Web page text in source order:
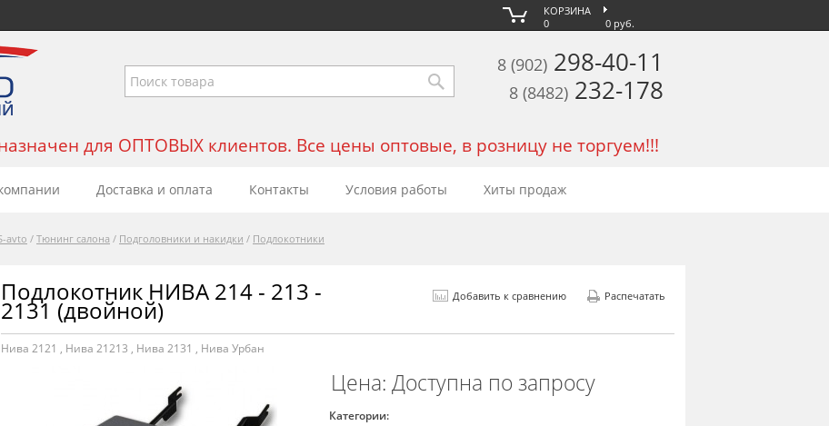
КОРЗИНА
0
0 руб.
8 (902) 298-40-11
8 (8482) 232-178
для ОПТОВЫХ клиентов. Все цены оптовые, в розницу не торгуем!!!
Доставка и оплата Контакты Условия работы Хиты продаж
avto / Тюнинг салона / Подголовники и накидки / Подлокотники
Подлокотник НИВА 214 - 213 -
2131 (двойной) Добавить к сравнению Распечатать
Нива 2121 , Нива 21213 , Нива 2131 , Нива Урбан
Цена: Доступна по запросу
Категории: